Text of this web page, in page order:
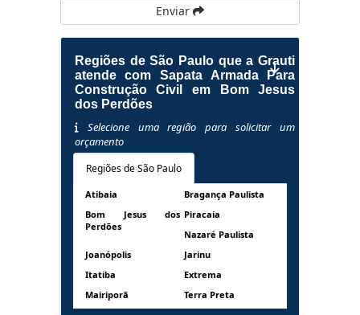
Enviar
Regiões de São Paulo que a Grauti
atende com Sapata Armada Para
Construção Civil em Bom Jesus
dos Perdões
Selecione uma região para solicitar um
orçamento
Regiões de São Paulo
Atibaia
Bragança Paulista
Bom Jesus dos
Perdões
Piracaia
Nazaré Paulista
Joanópolis
Jarinu
Itatiba
Extrema
Mairiporã
Terra Preta